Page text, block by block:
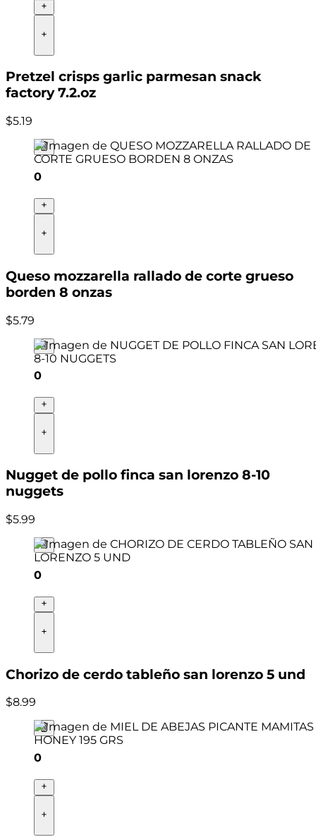
Pretzel crisps garlic parmesan snack
factory 7.2.oz
$5.19
0
Queso mozzarella rallado de corte grueso
borden 8 onzas
$5.79
0
Nugget de pollo finca san lorenzo 8-10
nuggets
$5.99
0
Chorizo de cerdo tableño san lorenzo 5 und
$8.99
0